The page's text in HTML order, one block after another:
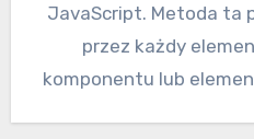
JavaScript. Metoda ta
przez każdy
komponentu lub